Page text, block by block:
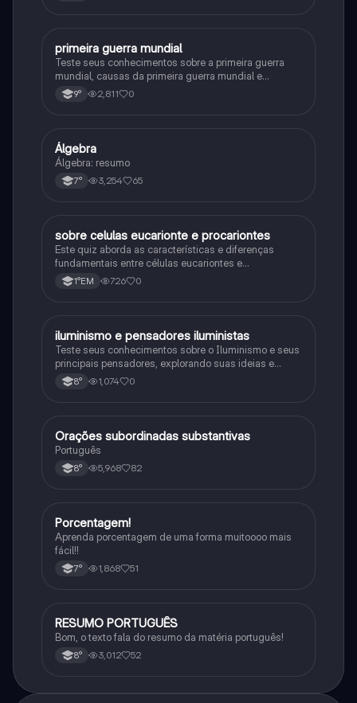
História
primeira guerra mundial
Teste seus conhecimentos sobre a primeira guerra
mundial, causas da primeira guerra mundial e
consequências da Primeira Guerra Mundial, fases da
primeira guerra mundial
9° 2,811 0
Matematica
Álgebra
Álgebra: resumo
7° 3,254 65
Biologia
sobre celulas eucarionte e procariontes
Este quiz aborda as características e diferenças
fundamentais entre células eucariontes e
procariontes.
1°EM 726 0
História
iluminismo e pensadores iluministas
Teste seus conhecimentos sobre o Iluminismo e seus
principais pensadores, explorando suas ideias e
impacto histórico.
8° 1,074 0
Português
Orações subordinadas substantivas
Português
8° 5,968 82
Matematica
Porcentagem!
Aprenda porcentagem de uma forma muitoooo mais
fácil!!
7° 1,868 51
Português
RESUMO PORTUGUÊS
Bom, o texto fala do resumo da matéria português!
8° 3,012 52